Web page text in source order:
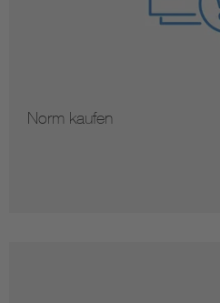
Norm kaufen